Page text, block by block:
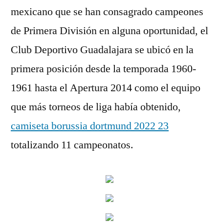
mexicano que se han consagrado campeones
de Primera División en alguna oportunidad, el
Club Deportivo Guadalajara se ubicó en la
primera posición desde la temporada 1960-
1961 hasta el Apertura 2014 como el equipo
que más torneos de liga había obtenido,
camiseta borussia dortmund 2022 23
totalizando 11 campeonatos.